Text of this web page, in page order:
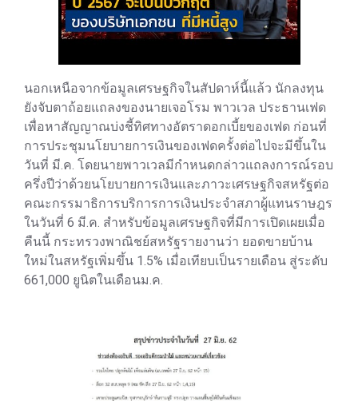
นอกเหนือจากข้อมูลเศรษฐกิจในสัปดาห์นี้แล้ว นักลงทุน
ยังจับตาถ้อยแถลงของนายเจอโรม พาวเวล ประธานเฟด
เพื่อหาสัญญาณบ่งชี้ทิศทางอัตราดอกเบี้ยของเฟด ก่อนที่
การประชุมนโยบายการเงินของเฟดครั้งต่อไปจะมีขึ้นใน
วันที่ มี.ค. โดยนายพาวเวลมีกำหนดกล่าวแถลงการณ์รอบ
ครึ่งปีว่าด้วยนโยบายการเงินและภาวะเศรษฐกิจสหรัฐต่อ
คณะกรรมาธิการบริการการเงินประจำสภาผู้แทนราษฎร
ในวันที่ 6 มี.ค. สำหรับข้อมูลเศรษฐกิจที่มีการเปิดเผยเมื่อ
คืนนี้ กระทรวงพาณิชย์สหรัฐรายงานว่า ยอดขายบ้าน
ใหม่ในสหรัฐเพิ่มขึ้น 1.5% เมื่อเทียบเป็นรายเดือน สู่ระดับ
661,000 ยูนิตในเดือนม.ค.